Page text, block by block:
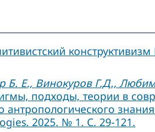
Б. Е., Винокуров Г.Д.,
подходы, теории в
2025. № 1. С. 29-121.